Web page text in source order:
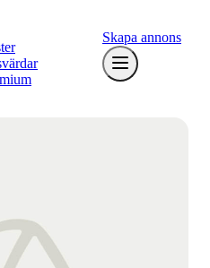
Skapa annons